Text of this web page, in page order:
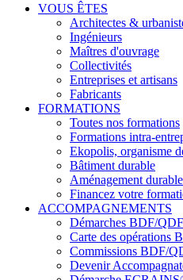
VOUS ÊTES
Architectes &
Ingénieurs
Maîtres d'ouvrage
Collectivités
Entreprises et artisans
Fabricants
FORMATIONS
Toutes nos formations
Formations intra-
Ekopolis, organisme
Bâtiment durable
Aménagement durable
Financez votre
ACCOMPAGNEMENTS
Démarches BDF/QDF
Carte des
Commissions BDF/
Devenir